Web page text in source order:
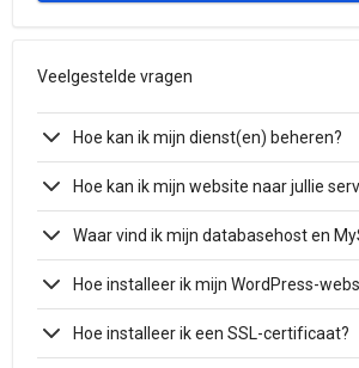
Veelgestelde vragen
Hoe kan ik mijn dienst(en) beheren?
Hoe kan ik mijn website naar jullie
Waar vind ik mijn databasehost en
Hoe installeer ik mijn WordPress-
Hoe installeer ik een SSL-certificaat?